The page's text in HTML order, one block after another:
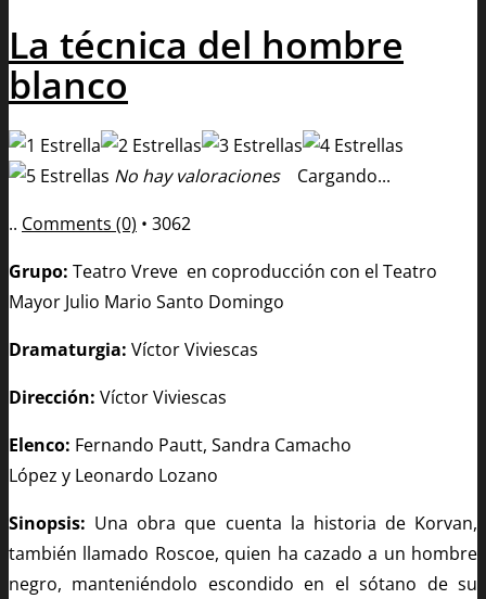
La técnica del hombre
blanco
No hay valoraciones
Cargando...
.. Comments (0) • 3062
Grupo: Teatro Vreve en coproducción con el Teatro
Mayor Julio Mario Santo Domingo
Dramaturgia: Víctor Viviescas
Dirección: Víctor Viviescas
Elenco: Fernando Pautt, Sandra Camacho
López y Leonardo Lozano
Sinopsis: Una obra que cuenta la historia de Korvan,
también llamado Roscoe, quien ha cazado a un hombre
negro, manteniéndolo escondido en el sótano de su